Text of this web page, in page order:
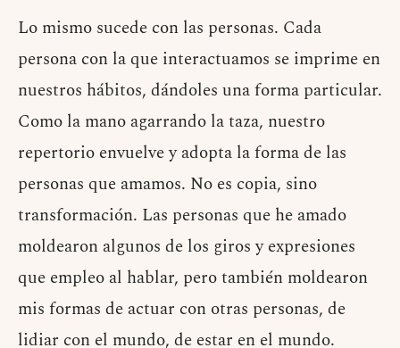
Lo mismo sucede con las personas. Cada
persona con la que interactuamos se imprime en
nuestros hábitos, dándoles una forma particular.
Como la mano agarrando la taza, nuestro
repertorio envuelve y adopta la forma de las
personas que amamos. No es copia, sino
transformación. Las personas que he amado
moldearon algunos de los giros y expresiones
que empleo al hablar, pero también moldearon
mis formas de actuar con otras personas, de
lidiar con el mundo, de estar en el mundo.